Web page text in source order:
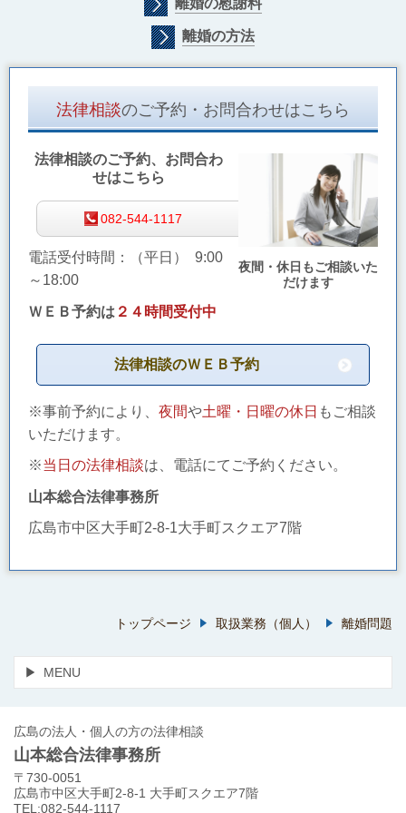
離婚の方法
法律相談のご予約・お問合わせはこちら
夜間・休日もご相談いた
だけます
法律相談のご予約、お問合わ
せはこちら
082-544-1117
電話受付時間：（平日） 9:00
～18:00
ＷＥＢ予約は ２４時間受付中
法律相談のＷＥＢ予約
※事前予約により、 夜間や土曜・日曜の休日 もご相談
いただけます。
※当日の法律相談は、電話にてご予約ください。
山本総合法律事務所
広島市中区大手町2-8-1大手町スクエア7階
トップページ 取扱業務（個人） 離婚問題
MENU
広島の法人・個人の方の法律相談
山本総合法律事務所
〒730-0051
広島市中区大手町2-8-1 大手町スクエア7階
TEL:082-544-1117